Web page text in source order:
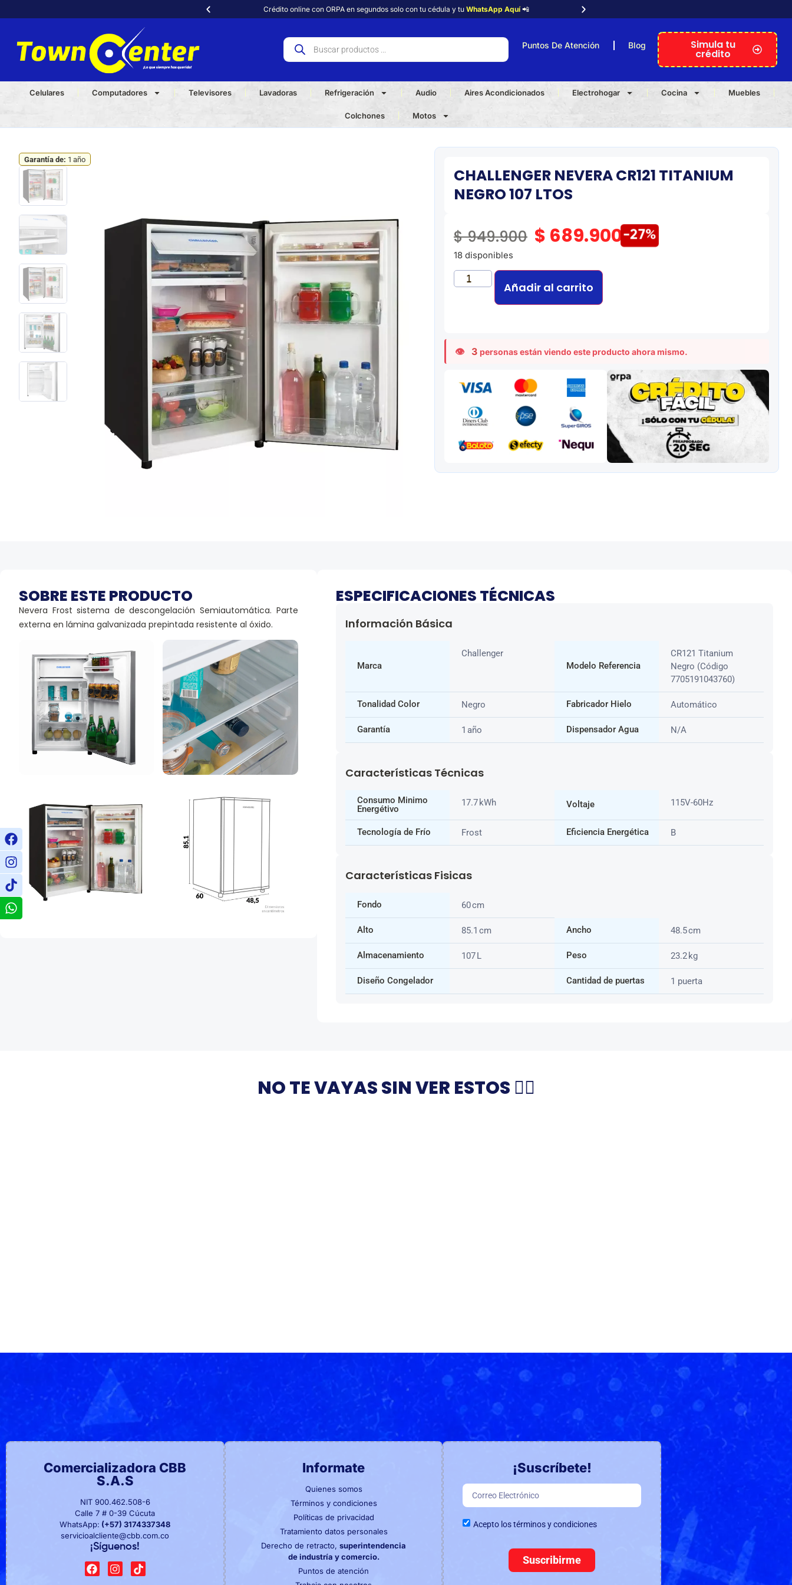
Crédito online con ORPA en segundos solo con tu cédula y tu WhatsApp Aquí📲
Puntos De Atención Blog Simula tu
crédito
Celulares Computadores Televisores Lavadoras Refrigeración Audio Aires Acondicionados Electrohogar Cocina Muebles
Colchones Motos
Garantía de: 1 año
CHALLENGER NEVERA CR121 TITANIUM
NEGRO 107 LTOS
$949.900 $ 689.900 -27%
18 disponibles
Añadir al carrito
3 personas están viendo este producto ahora mismo.
SOBRE ESTE PRODUCTO
Nevera Frost sistema de descongelación Semiautomática. Parte
externa en lámina galvanizada prepintada resistente al óxido.
ESPECIFICACIONES TÉCNICAS
Información Básica
Marca
Challenger
Modelo Referencia
CR121 Titanium
Negro (Código
7705191043760)
Tonalidad Color Negro Fabricador Hielo Automático
Garantía 1 año Dispensador Agua N/A
Características Técnicas
Consumo Minimo
Energétivo
17.7 kWh Voltaje 115V-60Hz
Tecnología de Frío Frost Eficiencia Energética B
Características Fisicas
Fondo 60 cm
Alto 85.1 cm Ancho 48.5 cm
Almacenamiento 107 L Peso 23.2 kg
Diseño Congelador Cantidad de puertas 1 puerta
NO TE VAYAS SIN VER ESTOS 👇🏻
Comercializadora CBB
S.A.S
NIT 900.462.508-6
Calle 7 # 0-39 Cúcuta
WhatsApp: (+57) 3174337348
servicioalcliente@cbb.com.co
¡Síguenos!
Informate
Quienes somos
Términos y condiciones
Políticas de privacidad
Tratamiento datos personales
Derecho de retracto,superintendencia
de industría y comercio.
Puntos de atención
¡Suscríbete!
Acepto los términos y condiciones
Suscribirme